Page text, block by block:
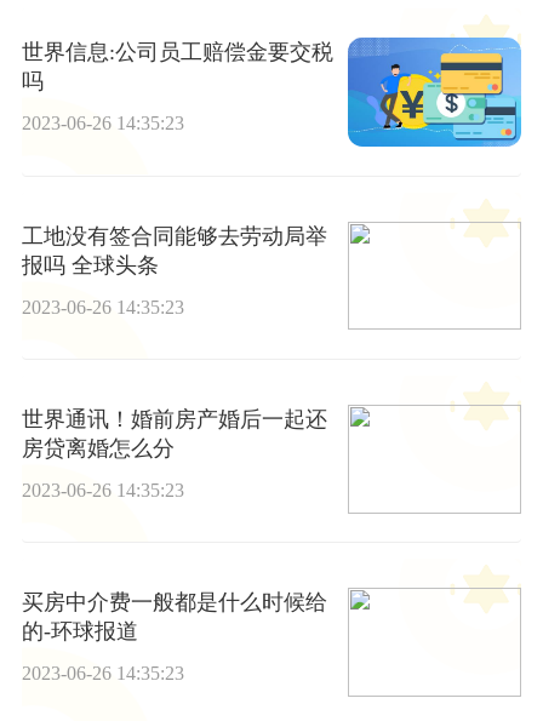
世界信息:公司员工赔偿金要交税
吗
2023-06-26 14:35:23
工地没有签合同能够去劳动局举
报吗 全球头条
2023-06-26 14:35:23
世界通讯！婚前房产婚后一起还
房贷离婚怎么分
2023-06-26 14:35:23
买房中介费一般都是什么时候给
的-环球报道
2023-06-26 14:35:23